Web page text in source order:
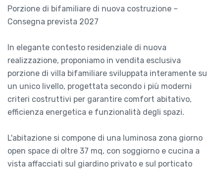
Porzione di bifamiliare di nuova costruzione –
Consegna prevista 2027
In elegante contesto residenziale di nuova
realizzazione, proponiamo in vendita esclusiva
porzione di villa bifamiliare sviluppata interamente su
un unico livello, progettata secondo i più moderni
criteri costruttivi per garantire comfort abitativo,
efficienza energetica e funzionalità degli spazi.
L'abitazione si compone di una luminosa zona giorno
open space di oltre 37 mq, con soggiorno e cucina a
vista affacciati sul giardino privato e sul porticato